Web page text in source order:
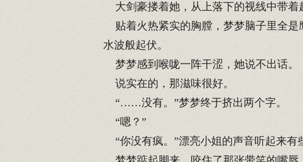
大剑豪搂着她，从上落下的视线中带着
贴着火热紧实的胸膛，梦梦脑子里全是
水波般起伏。
梦梦感到喉咙一阵干涩，她说不出话。
说实在的，那滋味很好。
“……没有。”梦梦终于挤出两个字。
“嗯？”
“你没有疯。”漂亮小姐的声音听起来有